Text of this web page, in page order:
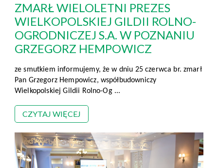
ZMARŁ WIELOLETNI PREZES
WIELKOPOLSKIEJ GILDII ROLNO-
OGRODNICZEJ S.A. W POZNANIU
GRZEGORZ HEMPOWICZ
ze smutkiem informujemy, że w dniu 25 czerwca br. zmarł
Pan Grzegorz Hempowicz, współbudowniczy
Wielkopolskiej Gildii Rolno-Og ...
CZYTAJ WIĘCEJ